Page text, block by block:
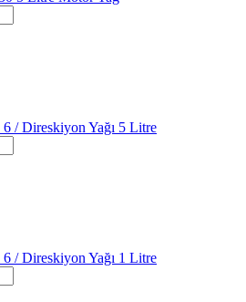
6 / Direskiyon Yağı 5 Litre
6 / Direskiyon Yağı 1 Litre